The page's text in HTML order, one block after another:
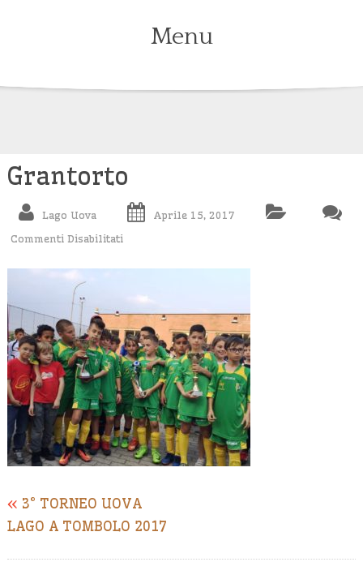
Menu
Skip
Grantorto
Lago Uova
Aprile 15, 2017
Commenti Disabilitati
« 3° TORNEO UOVA
LAGO A TOMBOLO 2017